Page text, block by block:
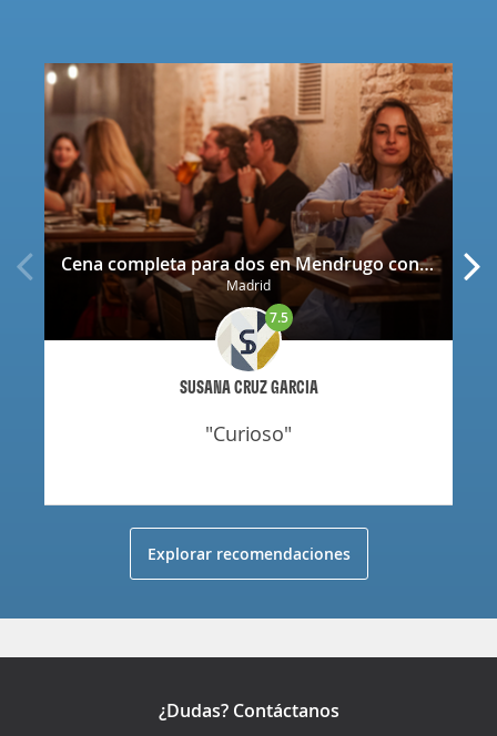
Cena completa para dos en Mendrugo con cerveza artesana incluida
Madrid
SUSANA CRUZ GARCIA
7.5
"curioso"
Explorar recomendaciones
¿Dudas? Contáctanos